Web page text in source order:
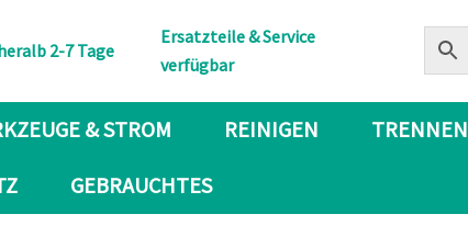
2-7 Tage
Ersatzteile & Service
verfügbar
& STROM REINIGEN TRENNEN
GEBRAUCHTES
To